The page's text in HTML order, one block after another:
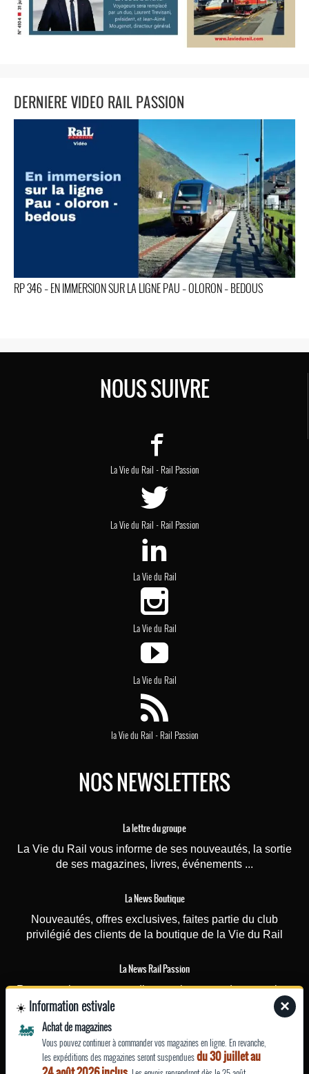
DERNIERE VIDEO RAIL PASSION
RP 346 – EN IMMERSION SUR LA LIGNE PAU – OLORON – BEDOUS
NOUS SUIVRE
La Vie du Rail - Rail Passion
La Vie du Rail - Rail Passion
La Vie du Rail
La Vie du Rail
La Vie du Rail
la Vie du Rail - Rail Passion
NOS NEWSLETTERS
La lettre du groupe
La Vie du Rail vous informe de ses nouveautés, la sortie
de ses magazines, livres, événements ...
La News Boutique
Nouveautés, offres exclusives, faites partie du club
privilégié des clients de la boutique de la Vie du Rail
La News Rail Passion
Recevez chaque mercredi toutes les actus du magazine,
les dossiers spéciaux, les vidéos, le magazine dès sa
EN SAVOIR
×
☀️ Information estivale
🚂 Achat de magazines
Vous pouvez continuer à commander vos magazines en ligne. En revanche,
les expéditions des magazines seront suspenduesdu 30 juillet au